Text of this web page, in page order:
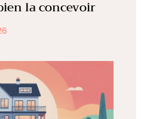
la concevoir